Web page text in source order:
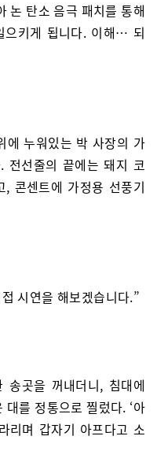
논 탄소 음극 패치를 통해
으키게 됩니다. 이해… 되
에 누워있는 박 사장의 가
전선줄의 끝에는 돼지 코
콘센트에 가정용 선풍기
시연을 해보겠습니다.”
송곳을 꺼내더니, 침대에
를 정통으로 찔렀다. ‘아
리며 갑자기 아프다고 소